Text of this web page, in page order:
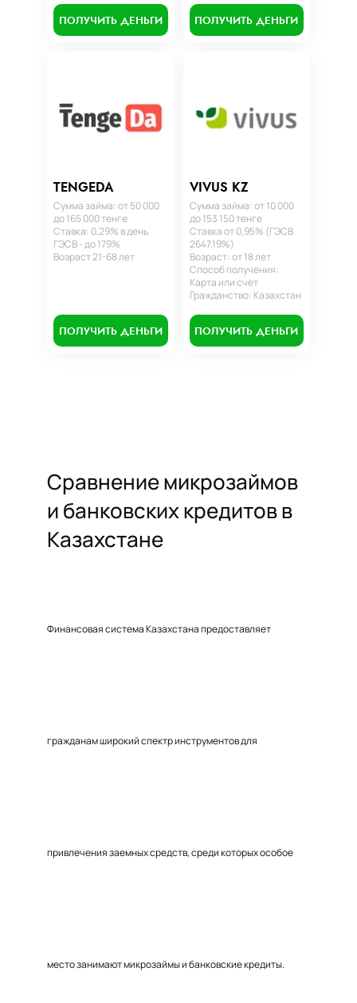
ПОЛУЧИТЬ ДЕНЬГИ ПОЛУЧИТЬ ДЕНЬГИ
TENGEDA
Сумма займа: от 50 000
до 165 000 тенге
Ставка: 0,29% в день
ГЭСВ - до 179%
Возраст 21-68 лет
ПОЛУЧИТЬ ДЕНЬГИ
VIVUS KZ
Сумма займа: от 10 000
до 153 150 тенге
Ставка от 0,95% (ГЭСВ
2647.19%)
Возраст: от 18 лет
Способ получения:
Карта или счет
Гражданство: Казахстан
ПОЛУЧИТЬ ДЕНЬГИ
Сравнение микрозаймов
и банковских кредитов в
Казахстане
Финансовая система Казахстана предоставляет
гражданам широкий спектр инструментов для
привлечения заемных средств, среди которых особое
место занимают микрозаймы и банковские кредиты.